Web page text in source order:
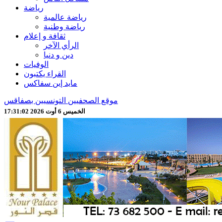
رياضة
رياضة عالمية
رياضة وطنية
ثقافة و إعلام
الرأي الآخر
دين و دنيا
الوفيات
القراء يكتبون
مايد إين سفاكس
موقع الصحفيين التونسيين بصفاقس
الخميس 6 أوت 2026 17:31:04